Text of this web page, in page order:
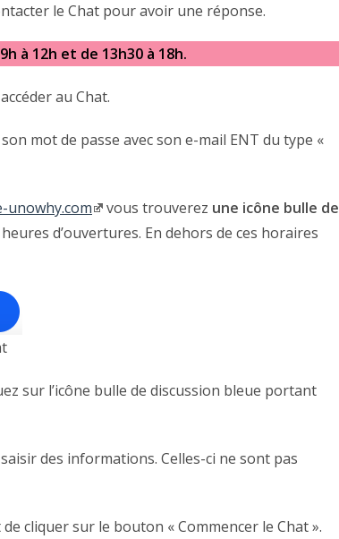
le Chat pour avoir une réponse.
à 12h et de 13h30 à 18h.
au Chat.
mot de passe avec son e-mail ENT du type «
unowhy.com vous trouverez une icône bulle de
d’ouvertures. En dehors de ces horaires
sur l’icône bulle de discussion bleue portant
des informations. Celles-ci ne sont pas
cliquer sur le bouton « Commencer le Chat ».